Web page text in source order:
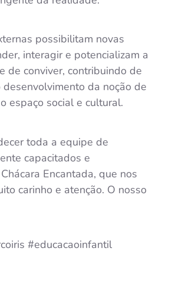
possibilitam novas
interagir e potencializam a
de conviver, contribuindo de
da noção de
espaço social e cultural.
toda a equipe de
capacitados e
Encantada, que nos
carinho e atenção. O nosso
#educacaoinfantil